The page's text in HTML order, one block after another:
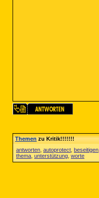
Themenzu Kritik!!!!!!!
antworten autoprotect beseitigen
thema unterstützung worte